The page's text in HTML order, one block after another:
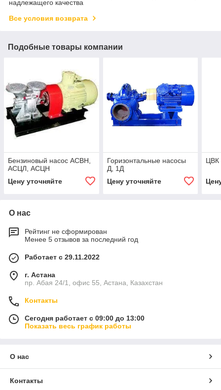
надлежащего качества
Все условия возврата
Подобные товары компании
Бензиновый насос АСВН,
АСЦЛ, АСЦН
Цену уточняйте
Горизонтальные насосы
Д, 1Д
Цену уточняйте
ЦВК
О нас
Рейтинг не сформирован
Менее 5 отзывов за последний год
Работает с 29.11.2022
г. Астана
пр. Абая 24/1, офис 55, Астана, Казахстан
Контакты
Сегодня работает с 09:00 до 13:00
Показать весь график работы
О нас
Контакты